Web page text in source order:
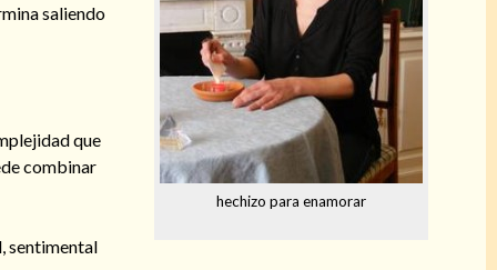
saliendo
que
combinar
sentimental
hechizo para enamorar